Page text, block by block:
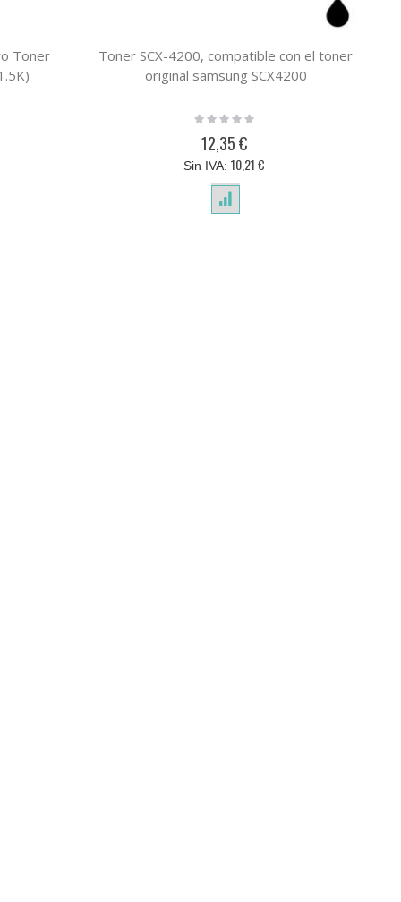
Toner
Toner SCX-4200, compatible con el toner
original samsung SCX4200
Rating:
12,35 €
10,21 €